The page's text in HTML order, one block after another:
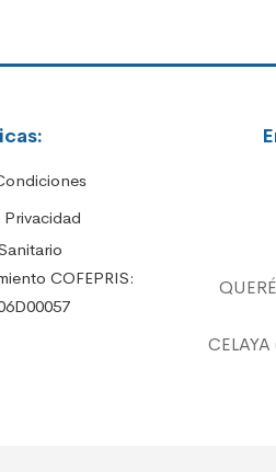
COFEPRIS: